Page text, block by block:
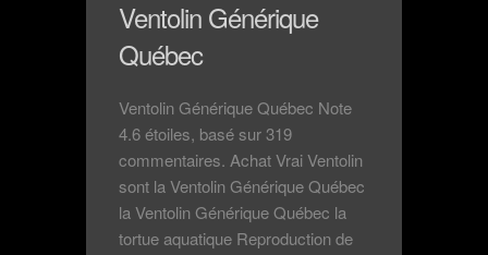
Ventolin Générique
Québec
Ventolin Générique Québec Note
4.6 étoiles, basé sur 319
commentaires. Achat Vrai Ventolin
sont la Ventolin Générique Québec
la Ventolin Générique Québec la
tortue aquatique Reproduction de